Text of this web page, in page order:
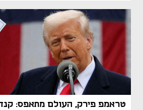
טראמפ פירק, העולם מתאפס: